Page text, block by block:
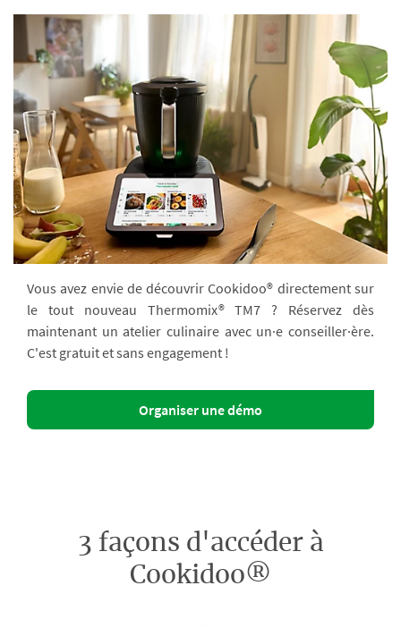
Vous avez envie de découvrir Cookidoo® directement sur
le tout nouveau Thermomix® TM7 ? Réservez dès
maintenant un atelier culinaire avec un·e conseiller·ère.
C'est gratuit et sans engagement !
Organiser une démo
3 façons d'accéder à
Cookidoo®